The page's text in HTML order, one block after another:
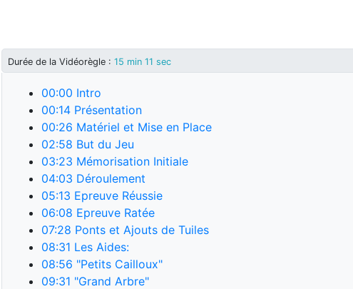
Durée de la Vidéorègle : 15 min 11 sec
00:00 Intro
00:14 Présentation
00:26 Matériel et Mise en Place
02:58 But du Jeu
03:23 Mémorisation Initiale
04:03 Déroulement
05:13 Epreuve Réussie
06:08 Epreuve Ratée
07:28 Ponts et Ajouts de Tuiles
08:31 Les Aides:
08:56 "Petits Cailloux"
09:31 "Grand Arbre"